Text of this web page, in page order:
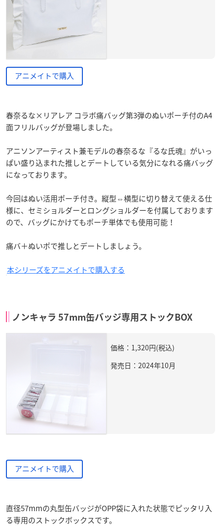
アニメイトで購入
春奈るな×リアレア コラボ痛バッグ第3弾のぬいポーチ付のA4
面フリルバッグが登場しました。
アニソンアーティスト兼モデルの春奈るな『るな氏魂』がいっ
ぱい盛り込まれた推しとデートしている気分になれる痛バッグ
になっております。
今回はぬい活用ポーチ付き。縦型⇔横型に切り替えて使える仕
様に、セミショルダーとロングショルダーを付属しております
ので、バッグにかけてもポーチ単体でも使用可能！
痛バ＋ぬいポで推しとデートしましょう。
本シリーズをアニメイトで購入する
ノンキャラ 57mm缶バッジ専用ストックBOX
価格：1,320円(税込)
発売日：2024年10月
アニメイトで購入
直径57mmの丸型缶バッジがOPP袋に入れた状態でピッタリ入
る専用のストックボックスです。